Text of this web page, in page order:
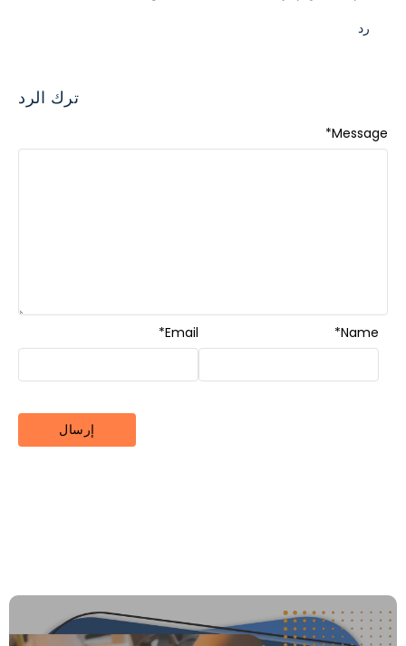
رد
ترك الرد
Message
*
Name
*
Email
*